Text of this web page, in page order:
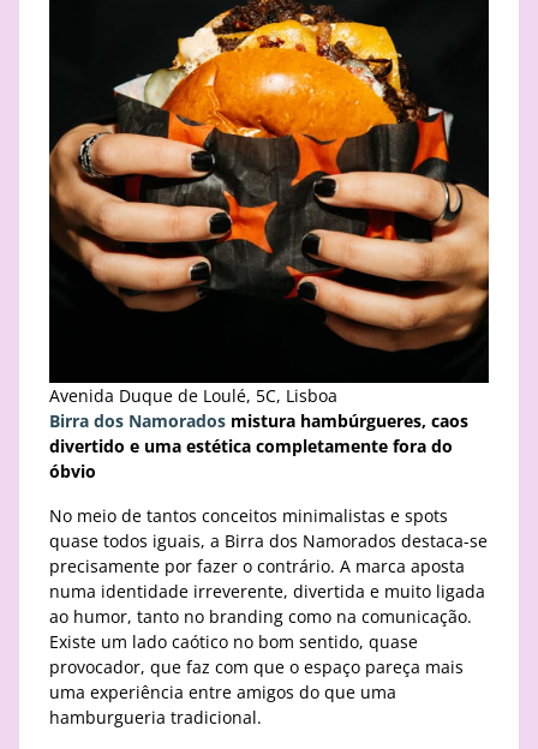
Avenida Duque de Loulé, 5C, Lisboa
Birra dos Namorados mistura hambúrgueres, caos
divertido e uma estética completamente fora do
óbvio
No meio de tantos conceitos minimalistas e spots
quase todos iguais, a Birra dos Namorados destaca-se
precisamente por fazer o contrário. A marca aposta
numa identidade irreverente, divertida e muito ligada
ao humor, tanto no branding como na comunicação.
Existe um lado caótico no bom sentido, quase
provocador, que faz com que o espaço pareça mais
uma experiência entre amigos do que uma
hamburgueria tradicional.